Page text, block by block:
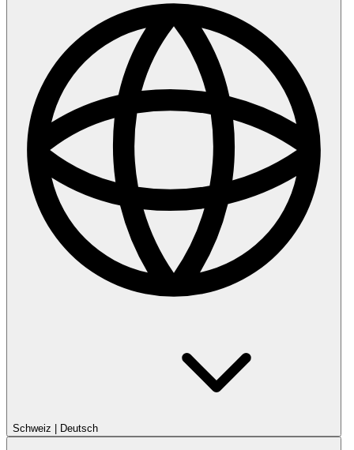
Schweiz Deutsch